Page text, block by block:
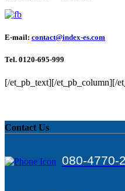
E-mail: contact@index-es.com
Tel. 0120-695-999
[/et_pb_text][/et_pb_column][/
Contact Us
080-4770-